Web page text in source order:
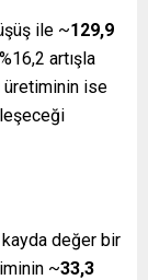
ile ~129,9
artışla
üretiminin ise
değer bir
~33,3